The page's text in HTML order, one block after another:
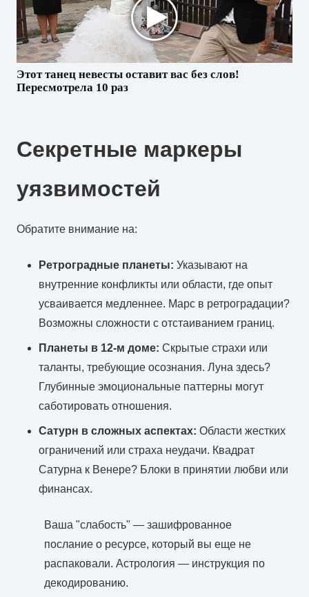
Этот танец невесты оставит вас без слов!
Пересмотрела 10 раз
Секретные маркеры
уязвимостей
Обратите внимание на:
Ретроградные планеты: Указывают на
внутренние конфликты или области, где опыт
усваивается медленнее. Марс в ретроградации?
Возможны сложности с отстаиванием границ.
Планеты в 12-м доме: Скрытые страхи или
таланты, требующие осознания. Луна здесь?
Глубинные эмоциональные паттерны могут
саботировать отношения.
Сатурн в сложных аспектах: Области жестких
ограничений или страха неудачи. Квадрат
Сатурна к Венере? Блоки в принятии любви или
финансах.
Ваша "слабость" — зашифрованное
послание о ресурсе, который вы еще не
распаковали. Астрология — инструкция по
декодированию.